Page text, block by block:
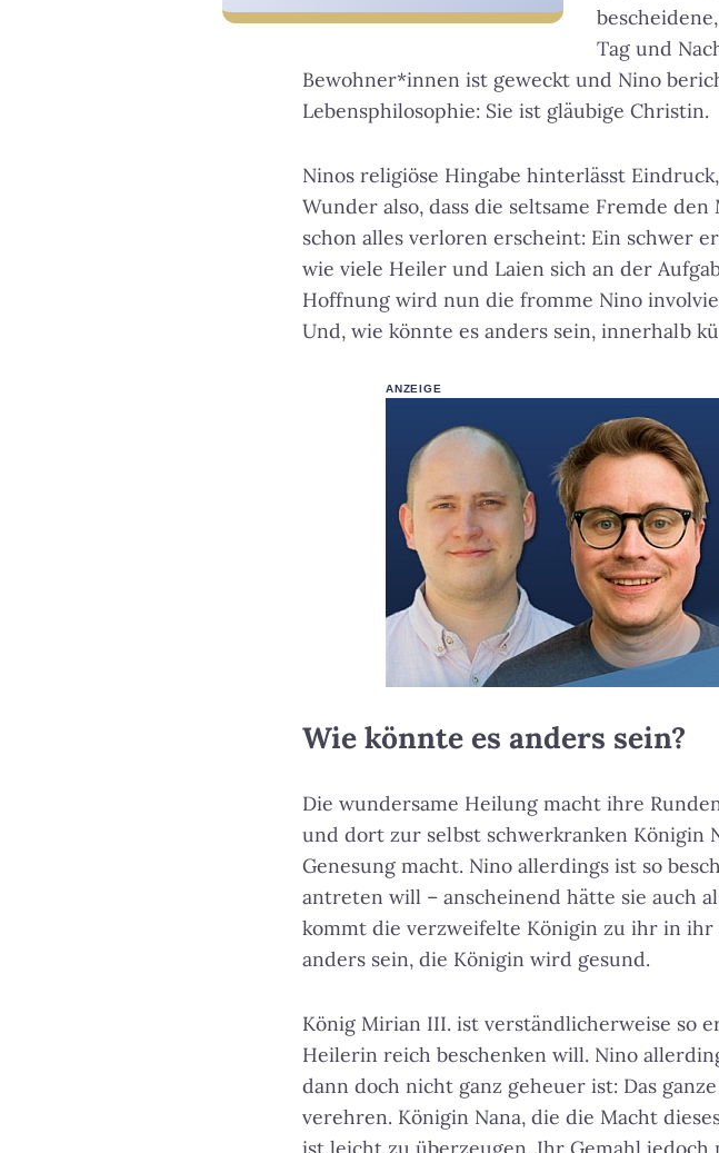
Tag und
Bewohner*innen ist geweckt und Nino
Lebensphilosophie: Sie ist gläubige Christin.
Ninos religiöse Hingabe hinterlässt
Wunder also, dass die seltsame Fremde
schon alles verloren erscheint: Ein schwer
wie viele Heiler und Laien sich an der
Hoffnung wird nun die fromme Nino
Und, wie könnte es anders sein, innerhalb
ANZEIGE
Wie könnte es anders sein?
Die wundersame Heilung macht ihre
und dort zur selbst schwerkranken Königin
Genesung macht. Nino allerdings ist so
antreten will – anscheinend hätte sie auch
kommt die verzweifelte Königin zu ihr in ihr
anders sein, die Königin wird gesund.
König Mirian III. ist verständlicherweise so
Heilerin reich beschenken will. Nino
dann doch nicht ganz geheuer ist: Das
verehren. Königin Nana, die die Macht